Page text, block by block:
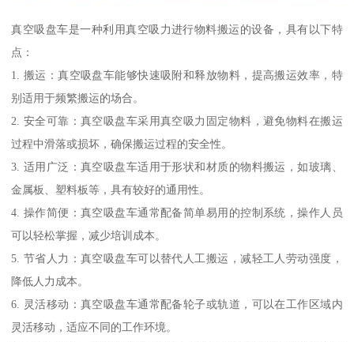
真空吸盘车是一种利用真空吸力进行物料搬运的设备，具有以下特
点：
1. 搬运：真空吸盘车能够快速吸附和释放物料，提高搬运效率，特
别适用于频繁搬运的场合。
2. 安全可靠：真空吸盘车采用真空吸力固定物料，避免物料在搬运
过程中滑落或损坏，确保搬运过程的安全性。
3. 适用广泛：真空吸盘车适用于形状和材质的物料搬运，如玻璃、
金属板、塑料板等，具有较好的通用性。
4. 操作简便：真空吸盘车通常配备简单易用的控制系统，操作人员
可以轻松掌握，减少培训成本。
5. 节省人力：真空吸盘车可以替代人工搬运，减轻工人劳动强度，
降低人力成本。
6. 灵活移动：真空吸盘车通常配备轮子或轨道，可以在工作区域内
灵活移动，适应不同的工作环境。